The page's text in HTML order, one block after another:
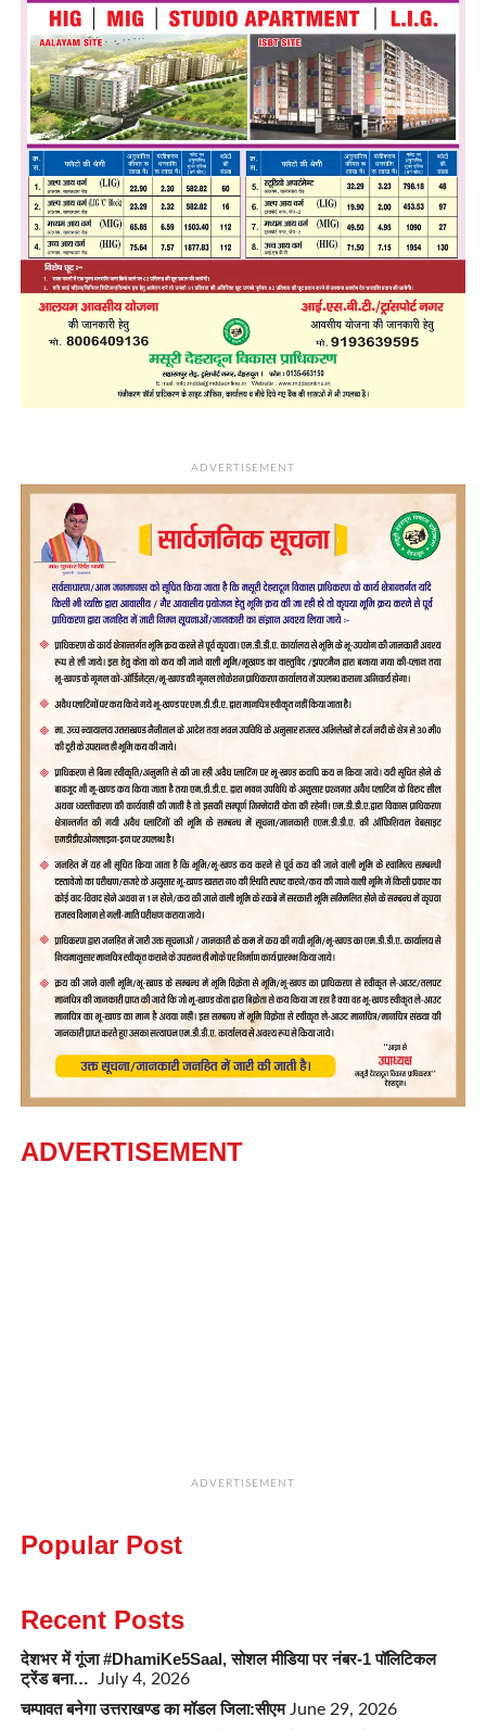
ADVERTISEMENT
ADVERTISEMENT
ADVERTISEMENT
Popular Post
Recent Posts
देशभर में गूंजा #DhamiKe5Saal, सोशल मीडिया पर नंबर-1 पॉलिटिकल
ट्रेंड बना…
July 4, 2026
चम्पावत बनेगा उत्तराखण्ड का मॉडल जिला:सीएम June 29, 2026